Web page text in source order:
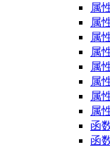
属
属
属
属
属
属
属
属
函
函